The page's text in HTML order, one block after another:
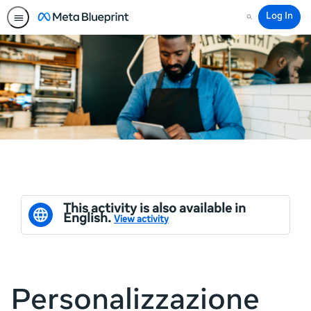
Search
Log In
This activity is also available in
English. View activity
Personalizzazione